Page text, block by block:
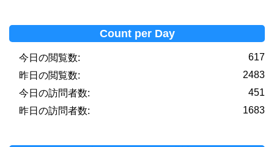
Count per Day
617
今日の閲覧数:
2483
昨日の閲覧数:
451
今日の訪問者数:
1683
昨日の訪問者数: